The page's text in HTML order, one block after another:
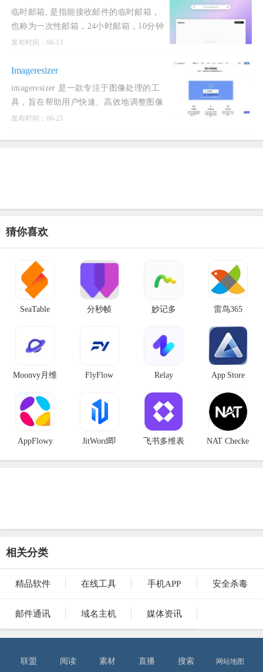
临时邮箱, 是指能接收邮件的临时邮箱，
也称为一次性邮箱，24小时邮箱，10分钟
邮箱，可丢弃邮箱，是完全匿名和安全
发布时间：06-13
Imageresizer
imageresizer 是一款专注于图像处理的工
具，旨在帮助用户快速、高效地调整图像
大小、压缩、转换格式以及进行其他图像
发布时间：06-23
猜你喜欢
SeaTable 分秒帧 妙记多 雷鸟365
Moonvy月维 FlyFlow Relay App Store
AppFlowy JitWord即 飞书多维表 NAT Checke
相关分类
精品软件 在线工具 手机APP 安全杀毒
邮件通讯 域名主机 媒体资讯
联盟 阅读 素材 直播 搜索 网站地图